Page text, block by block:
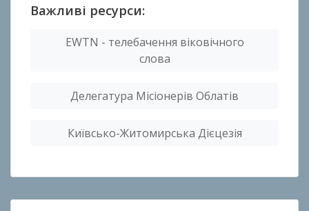
Важливі ресурси:
EWTN - телебачення віковічного
слова
Делегатура Місіонерів Облатів
Київсько-Житомирська Дієцезія